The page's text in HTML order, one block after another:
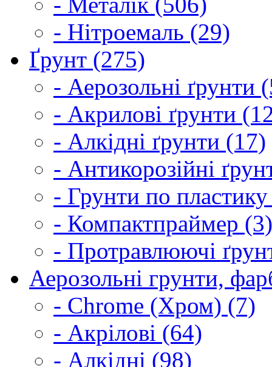
- Нітроемаль (29)
Ґрунт (275)
- Аерозольні ґрунти
- Акрилові ґрунти
- Алкідні ґрунти (17)
- Антикорозійні
- Грунти по
- Компактпраймер (3)
- Протравлюючі
Аерозольні грунти,
- Chrome (Хром) (7)
- Акрілові (64)
- Алкідні (98)